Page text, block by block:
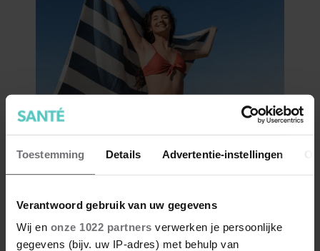
Toestemming Details Advertentie-instellingen
Verantwoord gebruik van uw gegevens
Wij en onze 1022 partners verwerken je persoonlijke
gegevens (bijv. uw IP-adres) met behulp van